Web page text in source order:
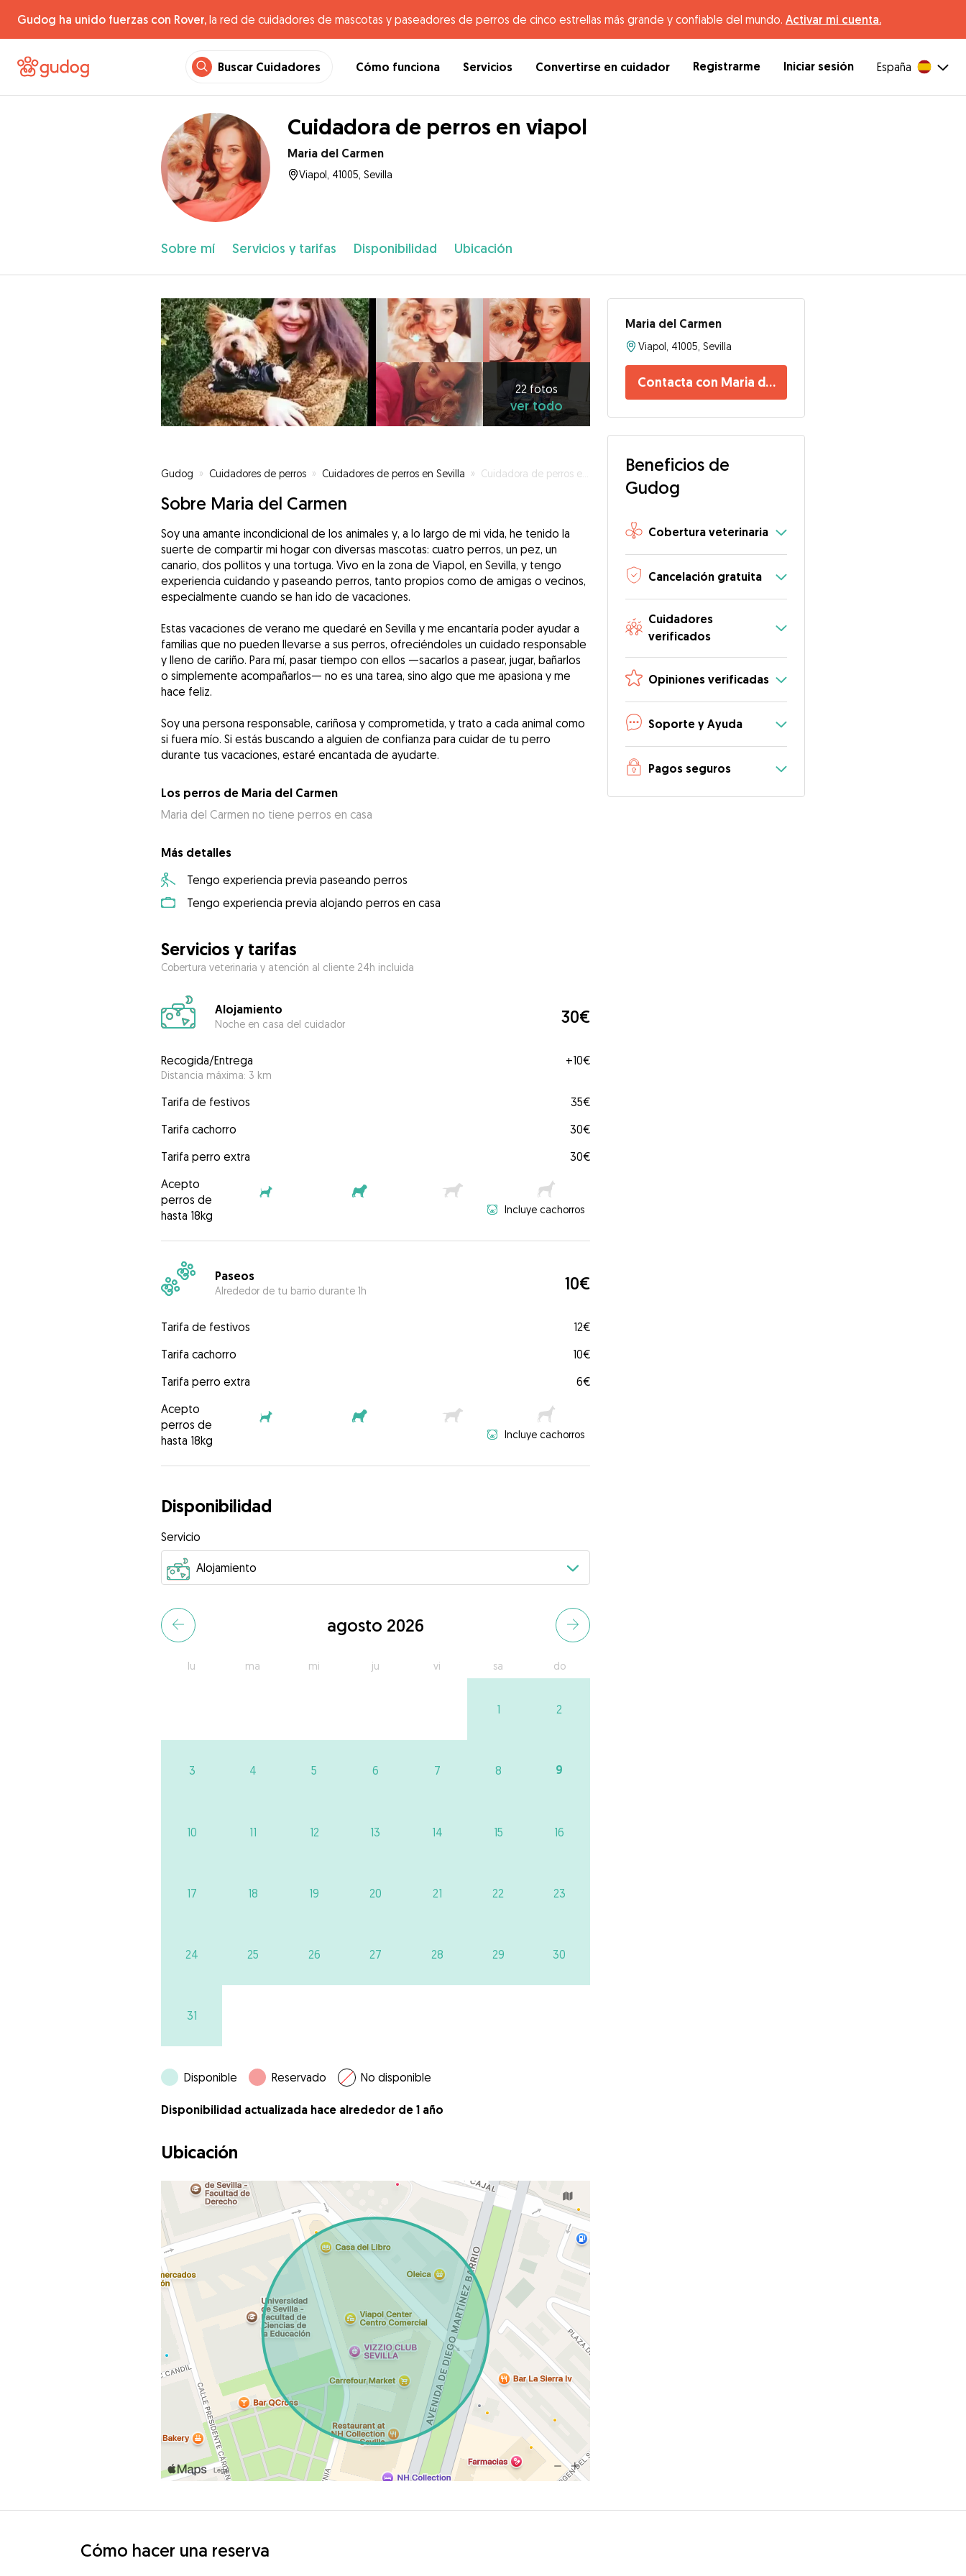
Gudog ha unido fuerzas con Rover, la red de cuidadores de mascotas y paseadores de perros de cinco estrellas más grande y confiable del mundo. Activar mi cuenta.
Buscar Cuidadores Cómo funciona Servicios Convertirse en cuidador Registrarme Iniciar sesión España
Cuidadora de perros en viapol
Maria del Carmen
Viapol, 41005, Sevilla
Sobre mí Servicios y tarifas Disponibilidad Ubicación
22 fotos
ver todo
Gudog » Cuidadores de perros » Cuidadores de perros en Sevilla » Cuidadora de perros en viapol
Sobre Maria del Carmen
Soy una amante incondicional de los animales y, a lo largo de mi vida, he tenido la
suerte de compartir mi hogar con diversas mascotas: cuatro perros, un pez, un
canario, dos pollitos y una tortuga. Vivo en la zona de Viapol, en Sevilla, y tengo
experiencia cuidando y paseando perros, tanto propios como de amigas o vecinos,
especialmente cuando se han ido de vacaciones.
Estas vacaciones de verano me quedaré en Sevilla y me encantaría poder ayudar a
familias que no pueden llevarse a sus perros, ofreciéndoles un cuidado responsable
y lleno de cariño. Para mí, pasar tiempo con ellos —sacarlos a pasear, jugar, bañarlos
o simplemente acompañarlos— no es una tarea, sino algo que me apasiona y me
hace feliz.
Soy una persona responsable, cariñosa y comprometida, y trato a cada animal como
si fuera mío. Si estás buscando a alguien de confianza para cuidar de tu perro
durante tus vacaciones, estaré encantada de ayudarte.
Los perros de Maria del Carmen
Maria del Carmen no tiene perros en casa
Más detalles
Tengo experiencia previa paseando perros
Tengo experiencia previa alojando perros en casa
Servicios y tarifas
Cobertura veterinaria y atención al cliente 24h incluida
Alojamiento
Noche en casa del cuidador 30€
Recogida/Entrega
Distancia máxima: 3 km
+10€
Tarifa de festivos
35€
Tarifa cachorro
30€
Tarifa perro extra
30€
Acepto
perros de
hasta 18kg
Incluye cachorros
Paseos
Alrededor de tu barrio durante 1h 10€
Tarifa de festivos
12€
Tarifa cachorro
10€
Tarifa perro extra
6€
Acepto
perros de
hasta 18kg
Incluye cachorros
Disponibilidad
Servicio
agosto 2026
lu ma mi ju vi sa do
1 2
3 4 5 6 7 8 9
10 11 12 13 14 15 16
17 18 19 20 21 22 23
24 25 26 27 28 29 30
31
Disponible Reservado No disponible
Disponibilidad actualizada hace alrededor de 1 año
Ubicación
Maria del Carmen
Viapol, 41005, Sevilla
Contacta con Maria del Carmen
Beneficios de
Gudog
Cobertura veterinaria
Cancelación gratuita
Cuidadores
verificados
Opiniones verificadas
Soporte y Ayuda
Pagos seguros
Cómo hacer una reserva